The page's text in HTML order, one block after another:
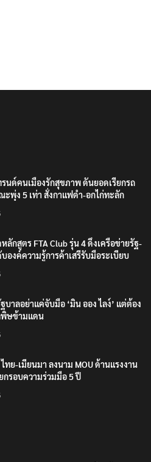
รนด์คนเมืองรักสุขภาพ ดันยอดเรียกรถ
ะพุ่ง 5 เท่า สั่งกาแฟดำ-อกไก่ทะลัก
ลักสูตร FTA Club รุ่น 4 ดึงเครือข่ายรัฐ-
องค์ความรู้การค้าเสรีรับมือระเบียบ
บาลอย่าแค่จับมือ ‘มิน ออง ไลง์’ แต่ต้อง
พิษข้ามแดน
ไทย-เมียนมา ลงนาม MOU ด้านแรงงาน
กรอบความร่วมมือ 5 ปี